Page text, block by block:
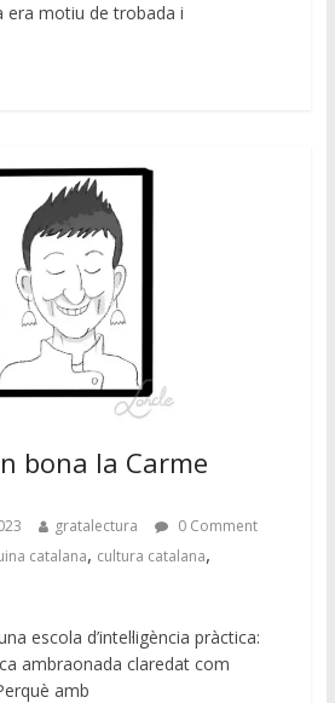
era motiu de trobada i
bona la Carme
gratalectura
0 Comment
catalana, cultura catalana,
escola d’intel·ligència pràctica:
ambraonada claredat com
amb